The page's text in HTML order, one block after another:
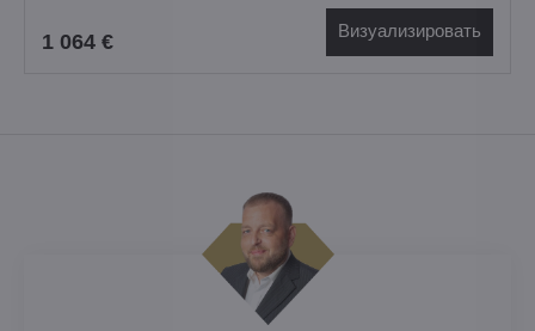
1 064 € Визуализировать